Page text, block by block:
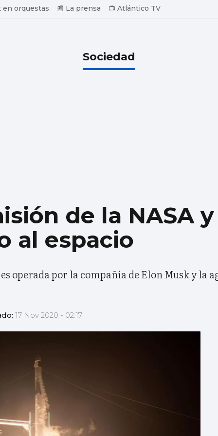
en orquestas 📰 La prensa 📺 Atlántico TV
Sociedad
de la NASA y
al espacio
operada por la compañía de Elon Musk y la
17 Nov 2020 - 02:17